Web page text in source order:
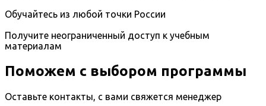
Обучайтесь из любой точки России
Получите неограниченный доступ к учебным
материалам
Поможем с выбором программы
Оставьте контакты, с вами свяжется менеджер